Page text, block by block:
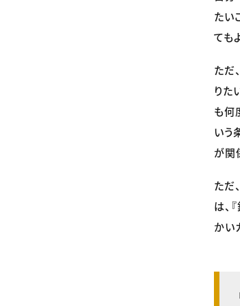
たい
ても
ただ
りた
も何
いう
が関
ただ
は、
かい